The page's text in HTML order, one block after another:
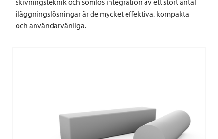
skivningsteknik och sömlös integration av ett stort antal
iläggningslösningar är de mycket effektiva, kompakta
och användarvänliga.